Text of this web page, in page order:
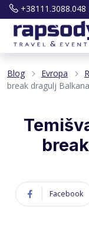
+38111.3088.048
Blog Evropa
break dragulj Balkana
Facebook